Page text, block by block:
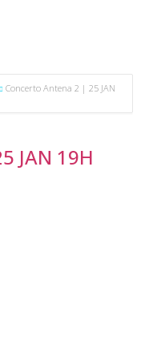
Concerto Antena 2 | 25 JAN
JAN 19H